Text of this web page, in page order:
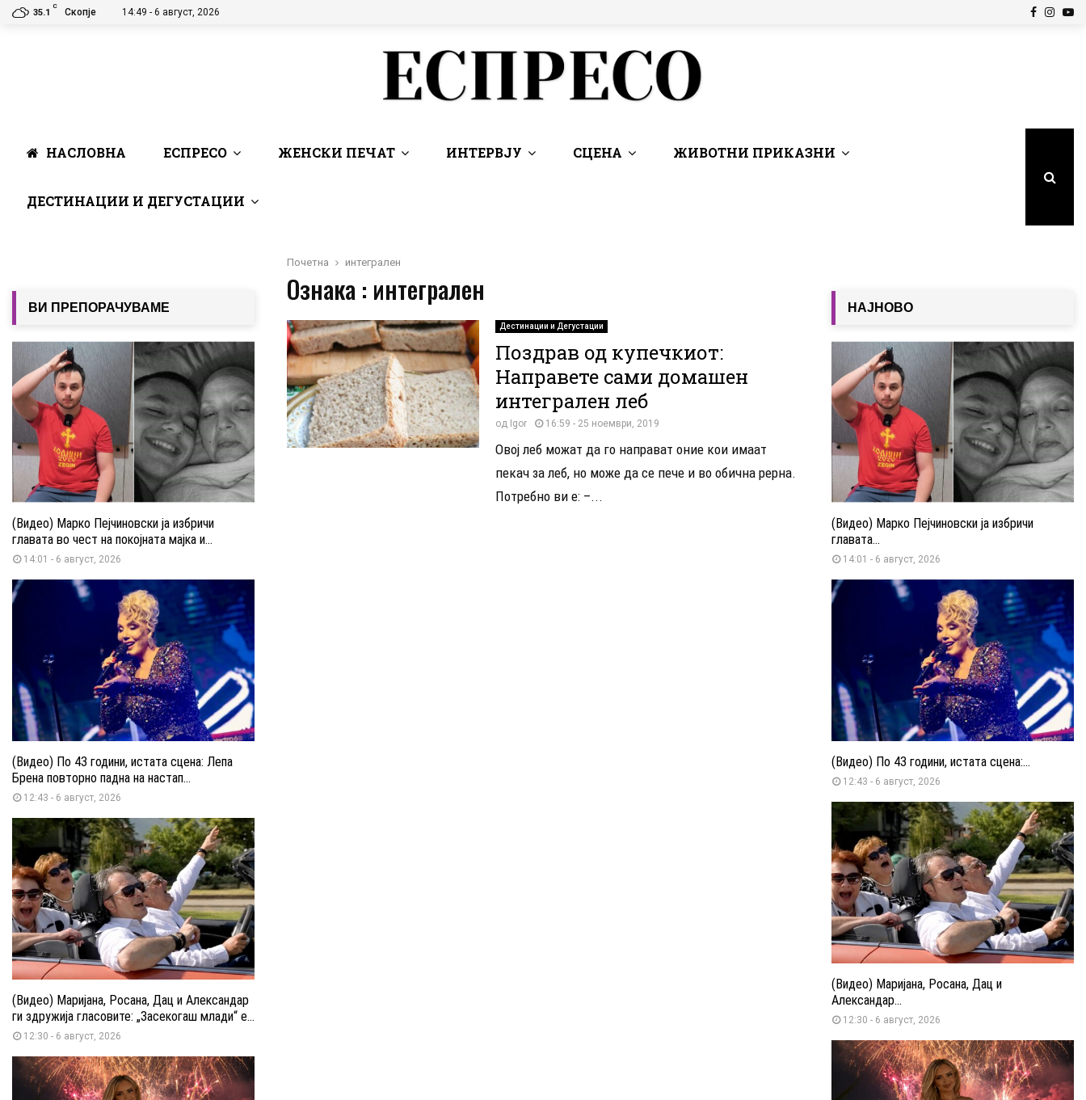
35.1
C
Скопје 14:49 - 6 август, 2026 Facebook
НАСЛОВНА ЕСПРЕСО ЖЕНСКИ ПЕЧАТ ИНТЕРВЈУ СЦЕНА ЖИВОТНИ ПРИКАЗНИ
ДЕСТИНАЦИИ И ДЕГУСТАЦИИ
Почетна интегрален
Ознака : интегрален
Дестинации и Дегустации
Поздрав од купечкиот:
Направете сами домашен
интегрален леб
од Igor 16:59 - 25 ноември, 2019
Овој леб можат да го направат оние кои имаат
пекач за леб, но може да се пече и во обична рерна.
Потребно ви е: –...
ВИ ПРЕПОРАЧУВАМЕ
(Видео) Марко Пејчиновски ја избричи
главата во чест на покојната мајка и...
14:01 - 6 август, 2026
(Видео) По 43 години, истата сцена: Лепа
Брена повторно падна на настап...
12:43 - 6 август, 2026
(Видео) Маријана, Росана, Дац и Александар
ги здружија гласовите: „Засекогаш млади“ е...
12:30 - 6 август, 2026
НАЈНОВО
(Видео) Марко Пејчиновски ја избричи
главата...
14:01 - 6 август, 2026
(Видео) По 43 години, истата сцена:...
12:43 - 6 август, 2026
(Видео) Маријана, Росана, Дац и
Александар...
12:30 - 6 август, 2026